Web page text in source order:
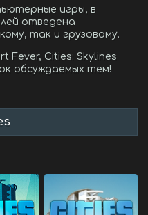
игры, в
отведена
так и грузовому.
Fever, Cities: Skylines
обсуждаемых тем!